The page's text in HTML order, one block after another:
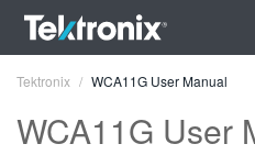
Tektronix WCA11G User Manual
WCA11G User